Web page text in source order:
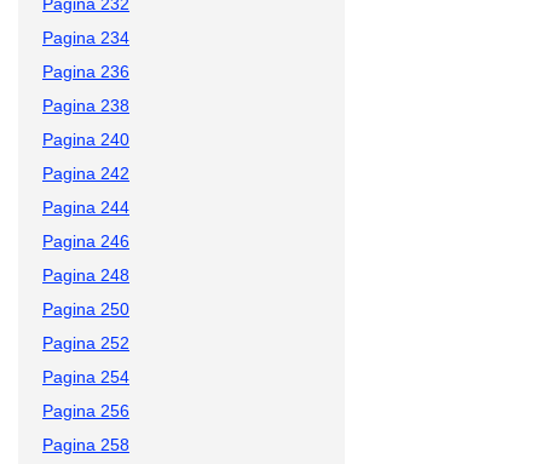
Pagina 234
Pagina 236
Pagina 238
Pagina 240
Pagina 242
Pagina 244
Pagina 246
Pagina 248
Pagina 250
Pagina 252
Pagina 254
Pagina 256
Pagina 258